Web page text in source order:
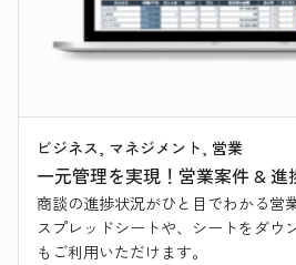
ビジネス, マネジメント, 営業
一元管理を実現！営業案件 & 進
商談の進捗状況がひと目でわかる営
スプレッドシートや、シートをダウ
もご利用いただけます。